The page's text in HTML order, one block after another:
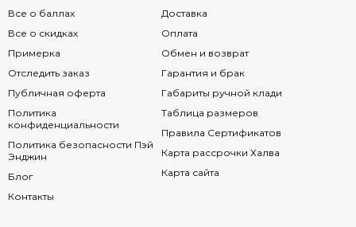
Все о баллах
Все о скидках
Примерка
Отследить заказ
Публичная оферта
Политика
конфиденциальности
Политика безопасности Пэй
Энджин
Блог
Контакты
Доставка
Оплата
Обмен и возврат
Гарантия и брак
Габариты ручной клади
Таблица размеров
Правила Сертификатов
Карта рассрочки Халва
Карта сайта